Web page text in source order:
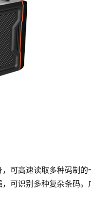
可高速读取多种码制
可识别多种复杂条码